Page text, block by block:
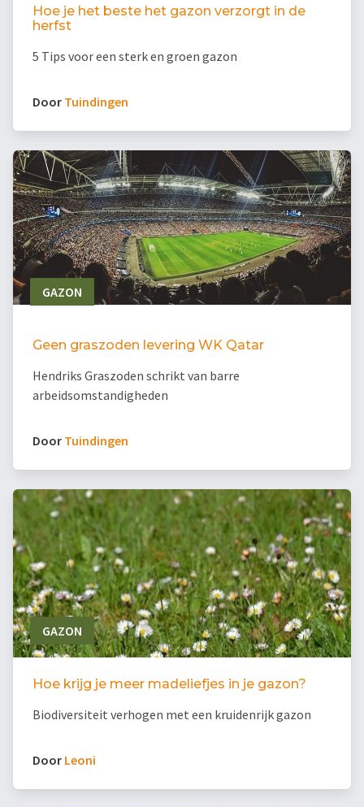
Hoe je het beste het gazon verzorgt in de
herfst
5 Tips voor een sterk en groen gazon
Door Tuindingen
GAZON
Geen graszoden levering WK Qatar
Hendriks Graszoden schrikt van barre
arbeidsomstandigheden
Door Tuindingen
GAZON
Hoe krijg je meer madeliefjes in je gazon?
Biodiversiteit verhogen met een kruidenrijk gazon
Door Leoni